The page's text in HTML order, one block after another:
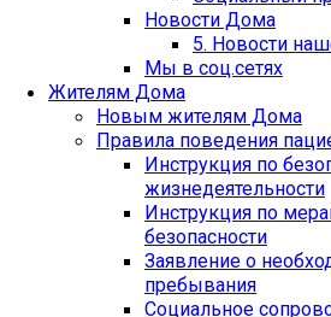
Новости Дома
5. Новости
Мы в соц.сетях
Жителям Дома
Новым жителям Дома
Правила поведения
Инструкция по
жизнедеятельности
Инструкция по
безопасности
Заявление о
пребывания
Социальное